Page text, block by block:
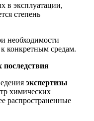
в эксплуатации,
степень
необходимости
конкретным средам.
последствия
экспертизы
химических
распространенные